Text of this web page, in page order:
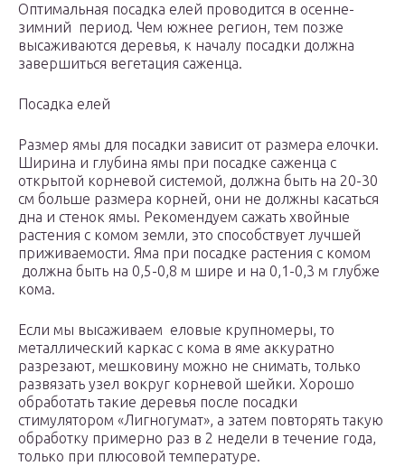
Оптимальная посадка елей проводится в осенне-
зимний период. Чем южнее регион, тем позже
высаживаются деревья, к началу посадки должна
завершиться вегетация саженца.
Посадка елей
Размер ямы для посадки зависит от размера елочки.
Ширина и глубина ямы при посадке саженца с
открытой корневой системой, должна быть на 20-30
см больше размера корней, они не должны касаться
дна и стенок ямы. Рекомендуем сажать хвойные
растения с комом земли, это способствует лучшей
приживаемости. Яма при посадке растения с комом
должна быть на 0,5-0,8 м шире и на 0,1-0,3 м глубже
кома.
Если мы высаживаем еловые крупномеры, то
металлический каркас с кома в яме аккуратно
разрезают, мешковину можно не снимать, только
развязать узел вокруг корневой шейки. Хорошо
обработать такие деревья после посадки
стимулятором «Лигногумат», а затем повторять такую
обработку примерно раз в 2 недели в течение года,
только при плюсовой температуре.